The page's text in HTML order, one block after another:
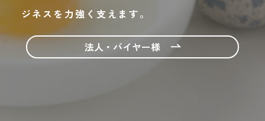
ジネスを力強く支えます。
法人・バイヤー様